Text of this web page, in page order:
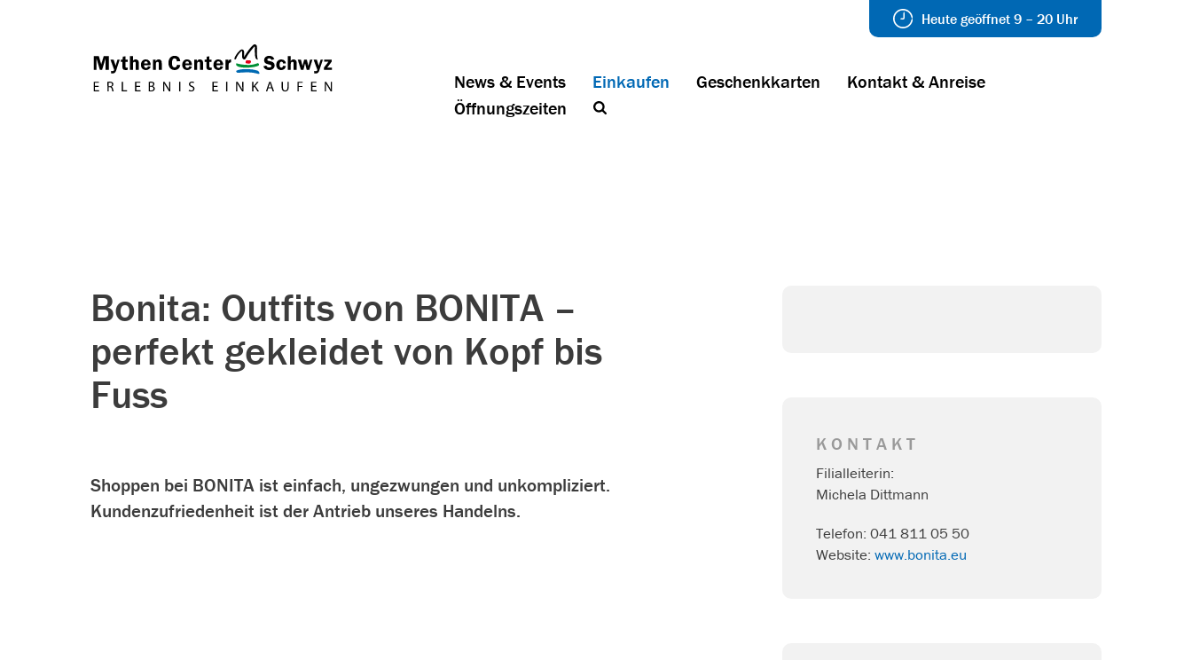
Heute geöffnet 9 – 20 Uhr
News & Events Einkaufen Geschenkkarten
Kontakt & Anreise
Öffnungszeiten
Bonita: Outfits von BONITA –
perfekt gekleidet von Kopf bis
Fuss
Shoppen bei BONITA ist einfach, ungezwungen und unkompliziert.
Kundenzufriedenheit ist der Antrieb unseres Handelns.
KONTAKT
Filialleiterin:
Michela Dittmann
Telefon: 041 811 05 50
Website: www.bonita.eu